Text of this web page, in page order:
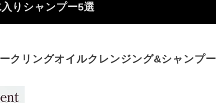
りシャンプー5選
クリングオイルクレンジング&シャンプー